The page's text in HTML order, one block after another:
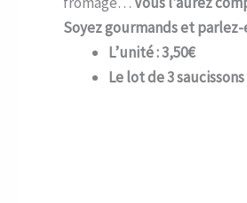
Soyez gourmands et
L’unité : 3,50€
Le lot de 3